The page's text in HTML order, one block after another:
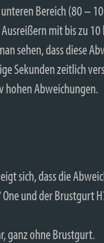
Bereich (80 –
mit bis zu
sehen, dass diese
Sekunden zeitlich
hohen Abweichungen.
sich, dass die
One und der Brustgurt